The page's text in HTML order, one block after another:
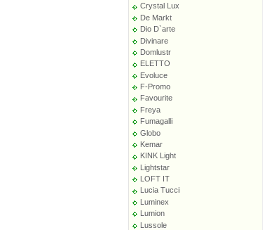
Crystal Lux
De Markt
Dio D`arte
Divinare
Domlustr
ELETTO
Evoluce
F-Promo
Favourite
Freya
Fumagalli
Globo
Kemar
KINK Light
Lightstar
LOFT IT
Lucia Tucci
Luminex
Lumion
Lussole